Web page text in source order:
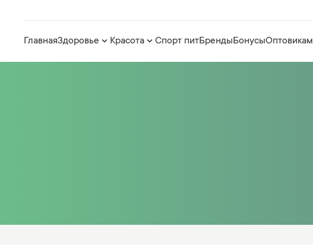
ГлавнаяЗдоровье Красота Спорт питБрендыБонусыОптовикам